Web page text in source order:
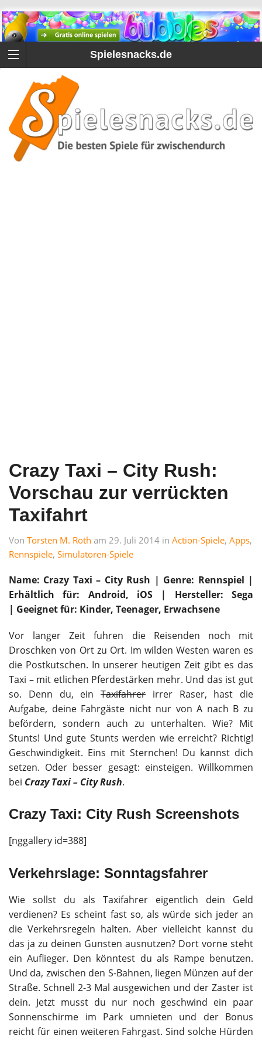
Spielesnacks.de
Crazy Taxi – City Rush:
Vorschau zur verrückten
Taxifahrt
Von Torsten M. Roth am 29. Juli 2014 in Action-Spiele, Apps,
Rennspiele, Simulatoren-Spiele
Name: Crazy Taxi – City Rush | Genre: Rennspiel |
Erhältlich für: Android, iOS | Hersteller: Sega
| Geeignet für: Kinder, Teenager, Erwachsene
Vor langer Zeit fuhren die Reisenden noch mit
Droschken von Ort zu Ort. Im wilden Westen waren es
die Postkutschen. In unserer heutigen Zeit gibt es das
Taxi – mit etlichen Pferdestärken mehr. Und das ist gut
so. Denn du, ein Taxifahrer irrer Raser, hast die
Aufgabe, deine Fahrgäste nicht nur von A nach B zu
befördern, sondern auch zu unterhalten. Wie? Mit
Stunts! Und gute Stunts werden wie erreicht? Richtig!
Geschwindigkeit. Eins mit Sternchen! Du kannst dich
setzen. Oder besser gesagt: einsteigen. Willkommen
bei Crazy Taxi – City Rush.
Crazy Taxi: City Rush Screenshots
[nggallery id=388]
Verkehrslage: Sonntagsfahrer
Wie sollst du als Taxifahrer eigentlich dein Geld
verdienen? Es scheint fast so, als würde sich jeder an
die Verkehrsregeln halten. Aber vielleicht kannst du
das ja zu deinen Gunsten ausnutzen? Dort vorne steht
ein Auflieger. Den könntest du als Rampe benutzen.
Und da, zwischen den S-Bahnen, liegen Münzen auf der
Straße. Schnell 2-3 Mal ausgewichen und der Zaster ist
dein. Jetzt musst du nur noch geschwind ein paar
Sonnenschirme im Park umnieten und der Bonus
reicht für einen weiteren Fahrgast. Sind solche Hürden